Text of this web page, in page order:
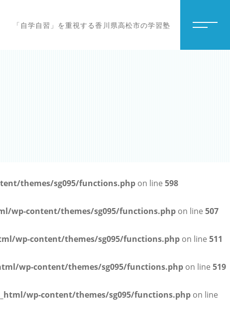
「自学自習」を重視する香川県高松市の学習塾
themes/sg095/functions.php on line 598
wp-content/themes/sg095/functions.php on line 507
wp-content/themes/sg095/functions.php on line 511
wp-content/themes/sg095/functions.php on line 519
wp-content/themes/sg095/functions.php on line